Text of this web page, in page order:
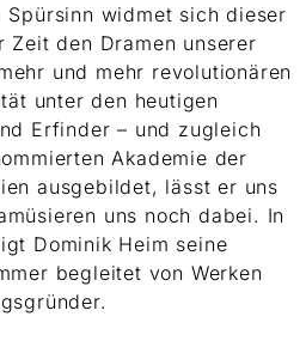
widmet sich dieser
Zeit den Dramen unserer
und mehr revolutionären
unter den heutigen
Erfinder – und zugleich
Akademie der
ausgebildet, lässt er uns
uns noch dabei. In
Dominik Heim seine
begleitet von Werken